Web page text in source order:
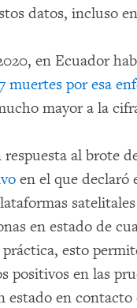
datos, incluso
en Ecuador
muertes por esa
mayor a la
respuesta al brote
en el que declaró
en estado de
esto
positivos en las
estado en